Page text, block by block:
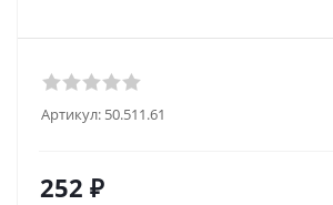
Артикул: 50.511.61
252 ₽